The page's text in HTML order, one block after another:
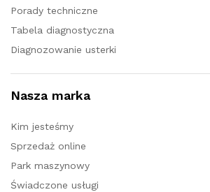
Porady techniczne
Tabela diagnostyczna
Diagnozowanie usterki
Nasza marka
Kim jesteśmy
Sprzedaż online
Park maszynowy
Świadczone usługi